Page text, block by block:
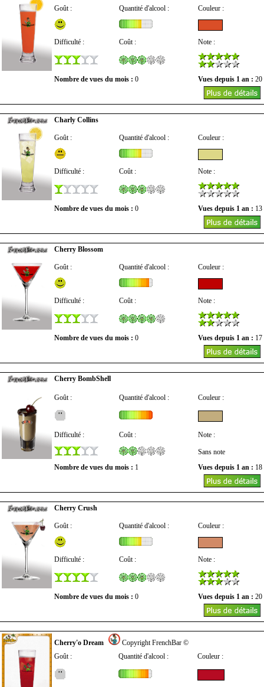
Goût : Quantité d'alcool : Couleur :
Difficulté : Coût : Note :
Nombre de vues du mois : 0 Vues depuis 1 an : 20
Charly Collins
Goût : Quantité d'alcool : Couleur :
Difficulté : Coût : Note :
Nombre de vues du mois : 0 Vues depuis 1 an : 13
Cherry Blossom
Goût : Quantité d'alcool : Couleur :
Difficulté : Coût : Note :
Nombre de vues du mois : 0 Vues depuis 1 an : 17
Cherry BombShell
Goût : Quantité d'alcool : Couleur :
Difficulté : Coût : Note :
Sans note
Nombre de vues du mois : 1 Vues depuis 1 an : 18
Cherry Crush
Goût : Quantité d'alcool : Couleur :
Difficulté : Coût : Note :
Nombre de vues du mois : 0 Vues depuis 1 an : 20
Cherry'o Dream
Copyright FrenchBar ©
Goût :
Quantité d'alcool : Couleur :